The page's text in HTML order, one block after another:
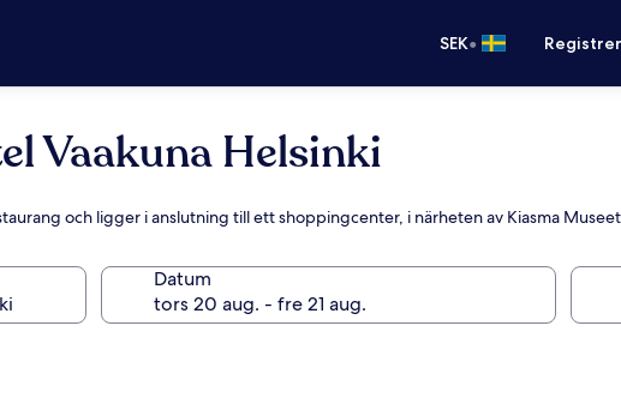
SEK•
Vaakuna Helsinki
och ligger i anslutning till ett shoppingcenter, i närheten av Kiasma
Datum